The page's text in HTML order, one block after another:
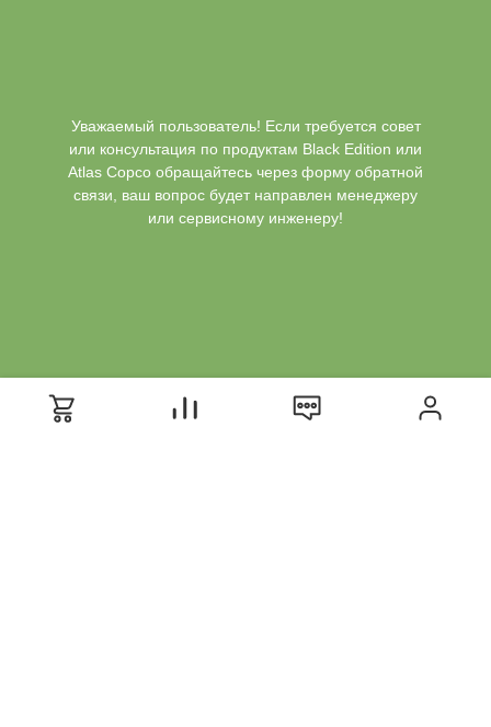
Уважаемый пользователь! Если требуется совет
или консультация по продуктам Black Edition или
Atlas Copco обращайтесь через форму обратной
связи, ваш вопрос будет направлен менеджеру
или сервисному инженеру!